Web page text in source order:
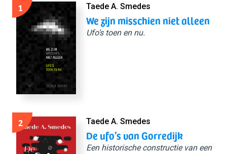
1 Taede A. Smedes
We zijn misschien niet alleen
Ufo’s toen en nu.
2 Taede A. Smedes
De ufo’s van Gorredijk
Een historische constructie van een